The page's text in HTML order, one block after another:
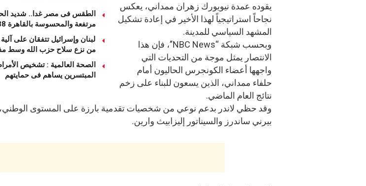
الطقس فى مصر غدا.. شديد
مرتفعة والمحسوسة بالقاهرة 38 درجة
لبنان وإسرائيل تتفقان على
من نزع سلاح حزب الله وسط
الصحة العالمية : تشخيص
المبتسرين يساهم فى حمايتهم
يقوده عمدة نيويورك زهران ممداني، يعكس
نجاحاً استراتيجياً لهذا الأخير في إعادة تشكيل
المشهد السياسي للمدينة.
وبحسب شبكة “NBC News”، فإن هذا
الانتصار يمثل موجة من التحديات التي
واجهها أعضاء الكونجرس الحاليون أمام
حلفاء ممداني، الذين يسعون للبناء على زخم
نتائج العام الماضي.
وقد حظي لاندر بدعم نوعي من شخصيات تقدمية بارزة على المستوى الوطني،
بيرني ساندرز والسيناتور إليزابيث وارين.